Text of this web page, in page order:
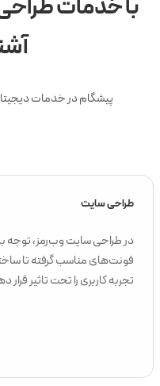
پیشگام در خدمات
طراحی سایت
در طراحی سایت وب‌رمز، توجه
فونت‌های مناسب گرفته تا
تجربه کاربری را تحت تاثیر قرار